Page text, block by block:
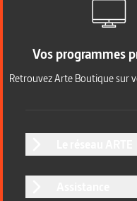
Vos programmes
Retrouvez Arte Boutique sur